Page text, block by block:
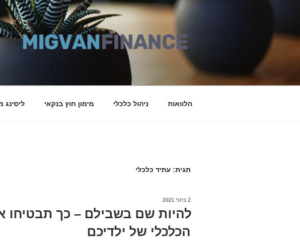
הלוואות ניהול כלכלי מימון חוץ בנקאי ליסינג
תגית: עתיד כלכלי
פורסם
2 ביוני 2021
להיות שם בשבילם – כך תבטיחו
הכלכלי של ילדיכם